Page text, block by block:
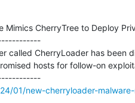
Mimics CherryTree to Deploy
called CherryLoader has
hosts for follow-on
---------------------------------------------
01/new-cherryloader-